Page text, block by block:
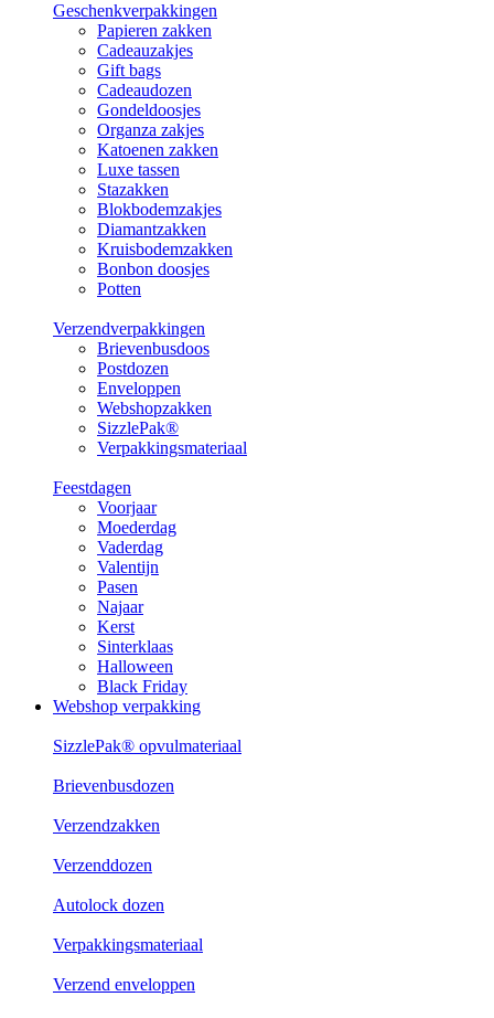
Geschenkverpakkingen
Papieren zakken
Cadeauzakjes
Gift bags
Cadeaudozen
Gondeldoosjes
Organza zakjes
Katoenen zakken
Luxe tassen
Stazakken
Blokbodemzakjes
Diamantzakken
Kruisbodemzakken
Bonbon doosjes
Potten
Verzendverpakkingen
Brievenbusdoos
Postdozen
Enveloppen
Webshopzakken
SizzlePak®
Verpakkingsmateriaal
Feestdagen
Voorjaar
Moederdag
Vaderdag
Valentijn
Pasen
Najaar
Kerst
Sinterklaas
Halloween
Black Friday
Webshop verpakking
SizzlePak® opvulmateriaal
Brievenbusdozen
Verzendzakken
Verzenddozen
Autolock dozen
Verpakkingsmateriaal
Verzend enveloppen